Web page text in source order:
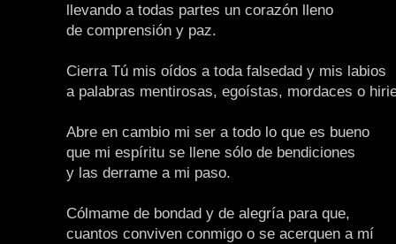
llevando a todas partes un corazón lleno
de comprensión y paz.
Cierra Tú mis oídos a toda falsedad y mis labios
a palabras mentirosas, egoístas, mordaces o
Abre en cambio mi ser a todo lo que es bueno
que mi espíritu se llene sólo de bendiciones
y las derrame a mi paso.
Cólmame de bondad y de alegría para que,
cuantos conviven conmigo o se acerquen a mí